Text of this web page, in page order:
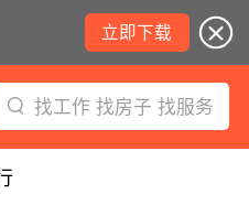
立即下载
找工作 找房子 找服务